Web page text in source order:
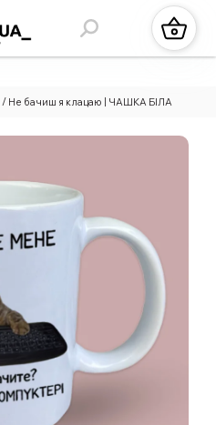
/ Не бачиш я клацаю | ЧАШКА БІЛА